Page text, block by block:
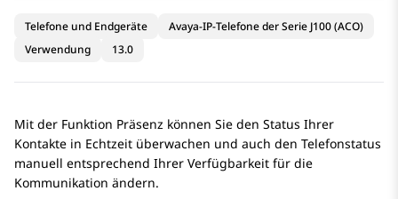
Telefone und Endgeräte
Avaya-IP-Telefone der Serie J100 (ACO)
Verwendung
13.0
Mit der Funktion Präsenz können Sie den Status Ihrer
Kontakte in Echtzeit überwachen und auch den Telefonstatus
manuell entsprechend Ihrer Verfügbarkeit für die
Kommunikation ändern.